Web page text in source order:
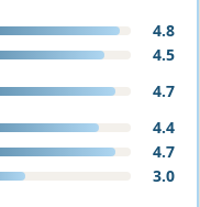
4.8
4.5
4.7
4.4
4.7
3.0